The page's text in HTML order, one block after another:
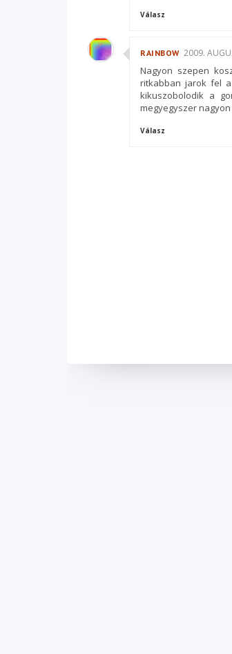
Válasz
RAINBOW 2009.
Nagyon szepen
ritkabban jarok fel
kikuszobolodik a
megyegyszer
Válasz